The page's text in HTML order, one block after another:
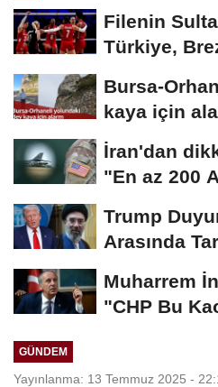
Filenin
Türkiye,
Bursa-
kaya için
Kaplan'dan
İran'dan
"En az 200
Trump
Arasında
Muharrem
"CHP Bu
GÜNDEM
Yayınlanma: 13 Temmuz 2025 -